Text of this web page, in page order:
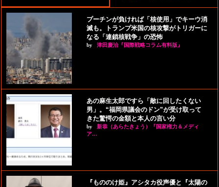
プーチンが負ければ「核使用」でキーウ消
滅も。トランプ米国の核攻撃がトリガーに
なる「連鎖核戦争」の恐怖
by 津田慶治『国際戦略コラム有料版』
あの麻生太郎ですら「敵に回したくない
男」。“福岡県議会のドン”が受け取って
きた驚愕の金額と本人の言い分
by
新恭（あらたきょう）『国家権力＆メディ
ア…
『もののけ姫』アシタカ役声優と『太陽の